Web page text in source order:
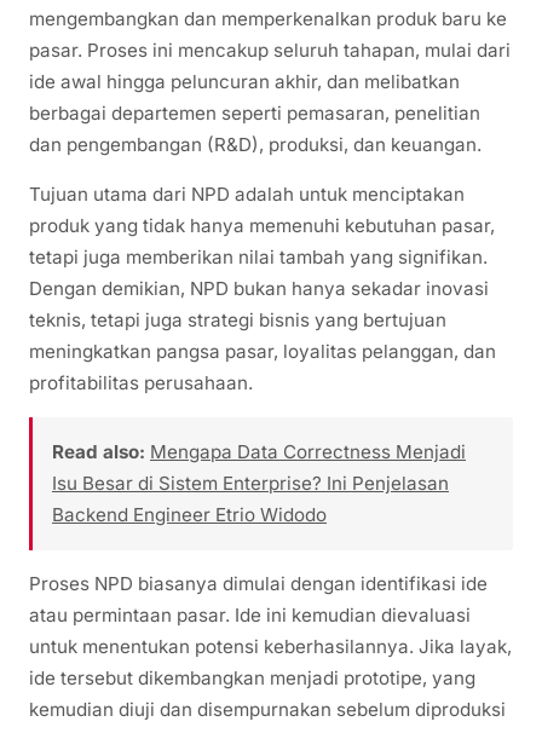
mengembangkan dan memperkenalkan produk baru ke
pasar. Proses ini mencakup seluruh tahapan, mulai dari
ide awal hingga peluncuran akhir, dan melibatkan
berbagai departemen seperti pemasaran, penelitian
dan pengembangan (R&D), produksi, dan keuangan.
Tujuan utama dari NPD adalah untuk menciptakan
produk yang tidak hanya memenuhi kebutuhan pasar,
tetapi juga memberikan nilai tambah yang signifikan.
Dengan demikian, NPD bukan hanya sekadar inovasi
teknis, tetapi juga strategi bisnis yang bertujuan
meningkatkan pangsa pasar, loyalitas pelanggan, dan
profitabilitas perusahaan.
Read also: Mengapa Data Correctness Menjadi
Isu Besar di Sistem Enterprise? Ini Penjelasan
Backend Engineer Etrio Widodo
Proses NPD biasanya dimulai dengan identifikasi ide
atau permintaan pasar. Ide ini kemudian dievaluasi
untuk menentukan potensi keberhasilannya. Jika layak,
ide tersebut dikembangkan menjadi prototipe, yang
kemudian diuji dan disempurnakan sebelum diproduksi